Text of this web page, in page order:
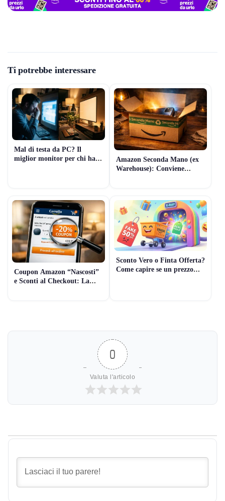
Ti potrebbe interessare
Mal di testa da PC? Il
miglior monitor per chi ha
Amazon Seconda Mano (ex
Warehouse): Conviene
Coupon Amazon “Nascosti”
e Sconti al Checkout: La
Sconto Vero o Finta Offerta?
Come capire se un prezzo
0
Valuta l'articolo